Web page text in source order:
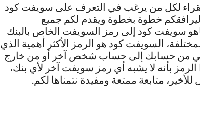
لكل من يرغب في التعرف على سويفت كود
ليرافقكم خطوة بخطوة ويقدم لكم جميع
سويفت كود إلى رمز السويفت الخاص بالبنك
السويفت كود هو الرمز الأكثر أهمية الذي
مالي من حسابك إلى حساب شخص آخر أو من خارج
بأنه لا يشبه أي رمز سويفت آخر لأي بنك،
متابعة ممتعة ومفيدة نتمناها لكم.